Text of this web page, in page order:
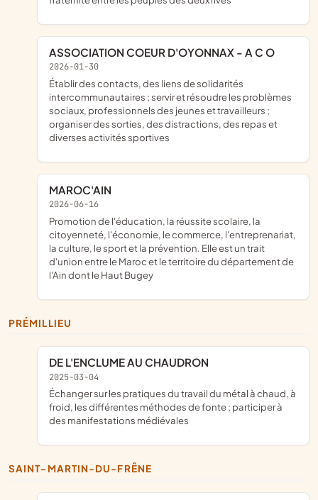
ASSOCIATION COEUR D'OYONNAX - A C O
2026-01-30
établir des contacts, des liens de solidarités
intercommunautaires ; servir et résoudre les problèmes
sociaux, professionnels des jeunes et travailleurs ;
organiser des sorties, des distractions, des repas et
diverses activités sportives
MAROC'AIN
2026-06-16
promotion de l'éducation, la réussite scolaire, la
citoyenneté, l'économie, le commerce, l'entreprenariat,
la culture, le sport et la prévention. Elle est un trait
d'union entre le Maroc et le territoire du département de
l'Ain dont le Haut Bugey
PRÉMILLIEU
DE L'ENCLUME AU CHAUDRON
2025-03-04
échanger sur les pratiques du travail du métal à chaud, à
froid, les différentes méthodes de fonte ; participer à
des manifestations médiévales
SAINT-MARTIN-DU-FRÊNE